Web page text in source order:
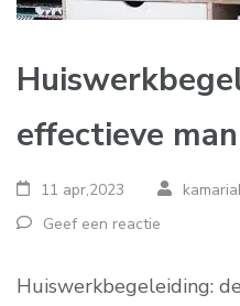
effectieve
11 apr,2023
Geef een reactie
Huiswerkbegeleiding: